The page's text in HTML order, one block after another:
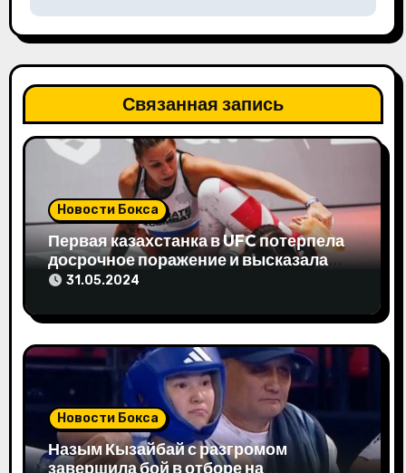
ц
и
я
п
а
и
с
я
м
Связанная запись
Новости Бокса
Первая казахстанка в UFC потерпела
досрочное поражение и высказала
свое мнение
31.05.2024
Новости Бокса
Назым Кызайбай с разгромом
завершила бой в отборе на